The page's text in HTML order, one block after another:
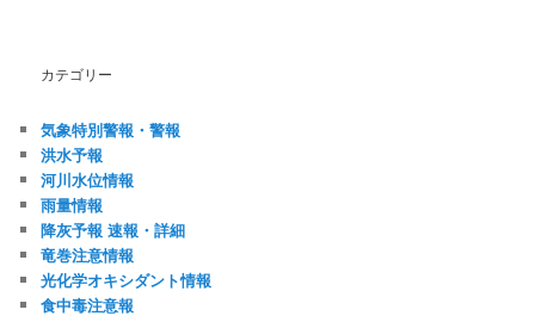
カテゴリー
気象特別警報・警報
洪水予報
河川水位情報
雨量情報
降灰予報 速報・詳細
竜巻注意情報
光化学オキシダント情報
食中毒注意報